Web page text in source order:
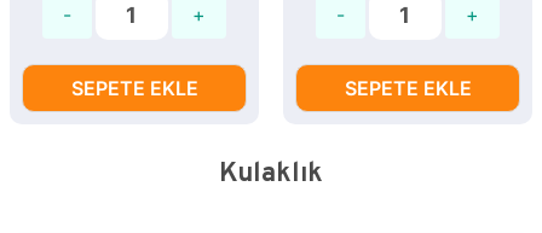
SEPETE EKLE SEPETE EKLE
Kulaklık